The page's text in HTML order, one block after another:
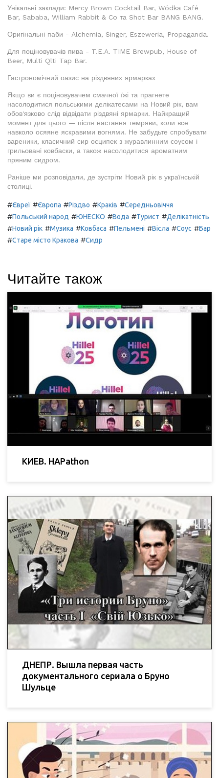
Унікальні заклади: Mercy Brown Cocktail Bar, Wódka Café
Bar, Sababa, William Rabbit & Co та Shot Bar BANG BANG.
Оригінальні паби - Alchemia, Singer, Eszeweria, Propaganda.
Для поціновувачів пива - T.E.A. TIME Brewpub, House of
Beer, Multi Qlti Tap Bar.
Гастрономічний оазис на різдвяних ярмарках
Якщо ви є поціновувачем смачної їжі та прагнете
насолодитися польськими делікатесами на Новий рік, вам
обов'язково слід відвідати різдвяні ярмарки. Найкращий
момент для цього — після настання темряви, коли все
навколо осяяне яскравими вогнями. Не забудьте спробувати
вареники, класичний сир осципек з журавлинним соусом і
грильовані ковбаски, а також насолодитися ароматним
пряним сидром.
Раніше ми розповідали, де зустріти Новий рік в українській
столиці.
#Євреї #Європа #Різдво #Краків #Середньовіччя
#Польський народ #ЮНЕСКО #Вода #Турист #Делікатність
#Новий рік #Музика #Ковбаса #Пельмені #Вісла #Соус #Бар
#Старе місто Кракова #Сидр
Читайте також
КИЕВ. HAPathon
ДНЕПР. Вышла первая часть
документального сериала о Бруно
Шульце